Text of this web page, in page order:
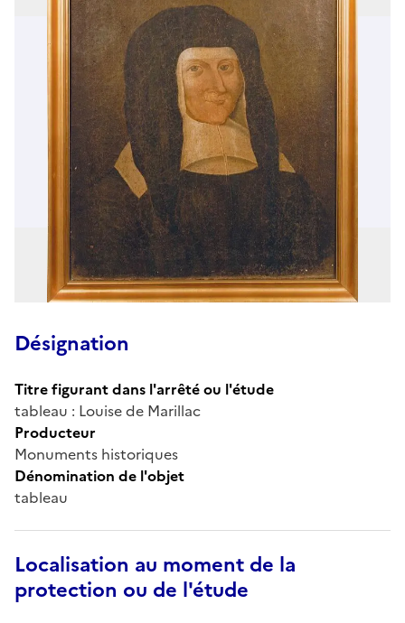
Désignation
Titre figurant dans l'arrêté ou l'étude
tableau : Louise de Marillac
Producteur
Monuments historiques
Dénomination de l'objet
tableau
Localisation au moment de la
protection ou de l'étude